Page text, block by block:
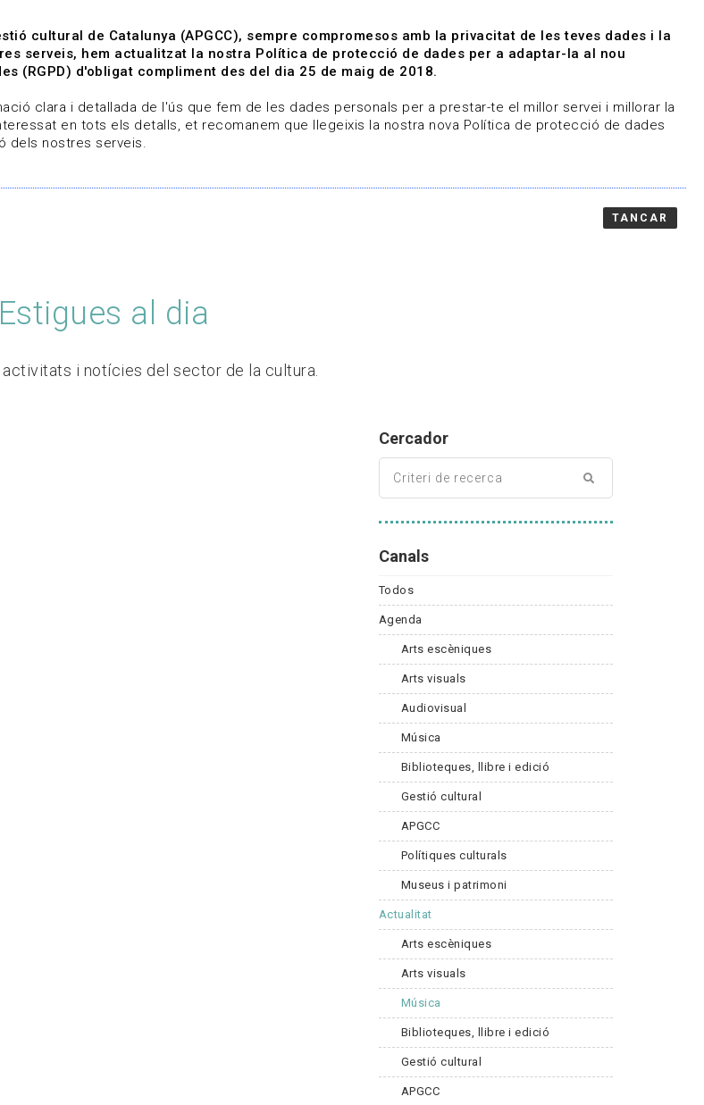
treball Projectes Serveis A qui representem Contacte
Estigues al dia
i notícies del sector de la cultura.
Cercador
Canals
Todos
Agenda
Arts escèniques
Arts visuals
Audiovisual
Música
Biblioteques, llibre i edició
Gestió cultural
APGCC
Polítiques culturals
Museus i patrimoni
Actualitat
Arts escèniques
Arts visuals
Música
Biblioteques, llibre i edició
Gestió cultural
APGCC
cultural de Catalunya (APGCC), sempre compromesos amb la privacitat de les teves dades i la
serveis, hem actualitzat la nostra Política de protecció de dades per a adaptar-la al nou
(RGPD) d'obligat compliment des del dia 25 de maig de 2018.
clara i detallada de l'ús que fem de les dades personals per a prestar-te el millor servei i millorar la
en tots els detalls, et recomanem que llegeixis la nostra nova Política de protecció de dades
dels nostres serveis.
TANCAR